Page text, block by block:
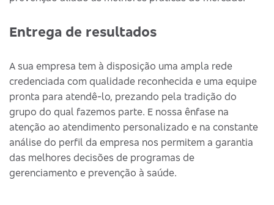
Entrega de resultados
A sua empresa tem à disposição uma ampla rede
credenciada com qualidade reconhecida e uma equipe
pronta para atendê-lo, prezando pela tradição do
grupo do qual fazemos parte. E nossa ênfase na
atenção ao atendimento personalizado e na constante
análise do perfil da empresa nos permitem a garantia
das melhores decisões de programas de
gerenciamento e prevenção à saúde.